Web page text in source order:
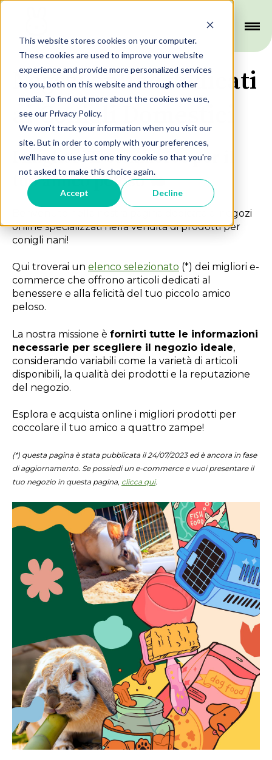
This website stores cookies on your computer.
These cookies are used to improve your website
experience and provide more personalized services
to you, both on this website and through other
media. To find out more about the cookies we use,
see our Privacy Policy.
We won't track your information when you visit our
site. But in order to comply with your preferences,
we'll have to use just one tiny cookie so that you're
not asked to make this choice again.
Accept Decline
Negozi online dedicati
ai Conigli Domestici
I migliori E-commerce per il
tuo amico peloso 🐇
Benvenuto nella nostra pagina dedicata ai negozi
online specializzati nella vendita di prodotti per
conigli nani!
Qui troverai un elenco selezionato (*) dei migliori e-
commerce che offrono articoli dedicati al
benessere e alla felicità del tuo piccolo amico
peloso.
La nostra missione è fornirti tutte le informazioni
necessarie per scegliere il negozio ideale,
considerando variabili come la varietà di articoli
disponibili, la qualità dei prodotti e la reputazione
del negozio.
Esplora e acquista online i migliori prodotti per
coccolare il tuo amico a quattro zampe!
(*) questa pagina è stata pubblicata il 24/07/2023 ed è ancora in fase
di aggiornamento. Se possiedi un e-commerce e vuoi presentare il
tuo negozio in questa pagina, clicca qui.